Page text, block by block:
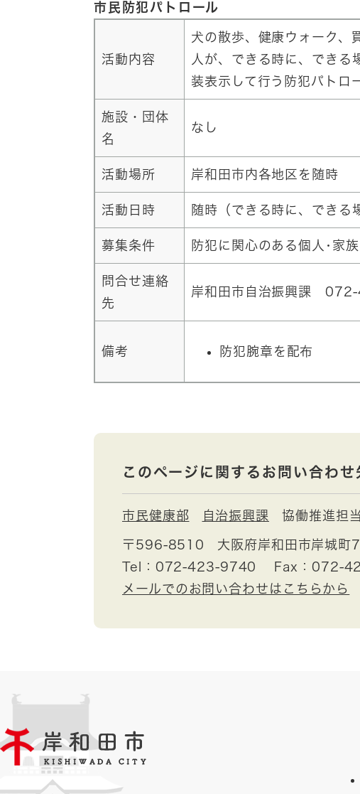
市民防犯パトロール
活動内容
犬の散歩、健康ウォーク、
人が、できる時に、できる
装表示して行う防犯パトロ
施設・団体
名
なし
活動場所 岸和田市内各地区を随時
活動日時 随時（できる時に、できる
募集条件 防犯に関心のある個人･家
問合せ連絡
先
岸和田市自治振興課
備考 防犯腕章を配布
このページに関するお問い合わせ
市民健康部 自治振興課 協働推進担当
〒596-8510
大阪府岸和田市岸城
Tel：072-423-9740
Fax：072-
メールでのお問い合わせはこちらから